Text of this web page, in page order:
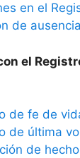
en el
de
el
de fe de
de última
de